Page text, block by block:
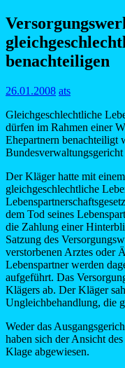
benachteiligen
26.01.2008 ats
Gleichgeschlechtliche
dürfen im Rahmen einer
Ehepartnern benachteiligt
Der Kläger hatte mit
gleichgeschlechtliche
dem Tod seines
die Zahlung einer
Satzung des
verstorbenen Arztes oder
Lebenspartner werden
aufgeführt. Das
Klägers ab. Der Kläger
Ungleichbehandlung, die
Weder das
haben sich der Ansicht
Klage abgewiesen.